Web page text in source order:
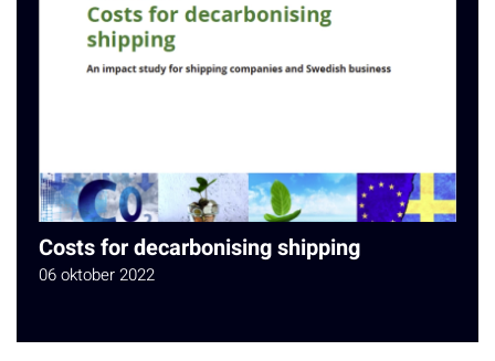
Costs for decarbonising shipping
06 oktober 2022